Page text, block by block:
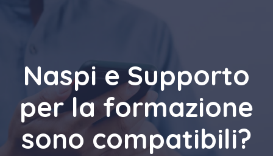
Naspi e Supporto
per la formazione
sono compatibili?